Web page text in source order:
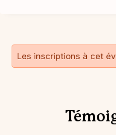
Les inscriptions à cet